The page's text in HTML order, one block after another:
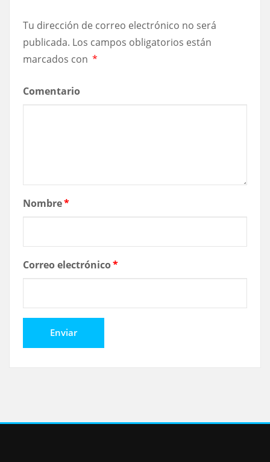
Tu dirección de correo electrónico no será
publicada. Los campos obligatorios están
marcados con *
Comentario
Nombre*
Correo electrónico*